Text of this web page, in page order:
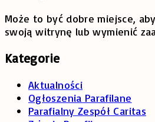
Może to być dobre miejsce,
swoją witrynę lub wymienić
Kategorie
Aktualności
Ogłoszenia Parafilane
Parafialny Zespół Caritas